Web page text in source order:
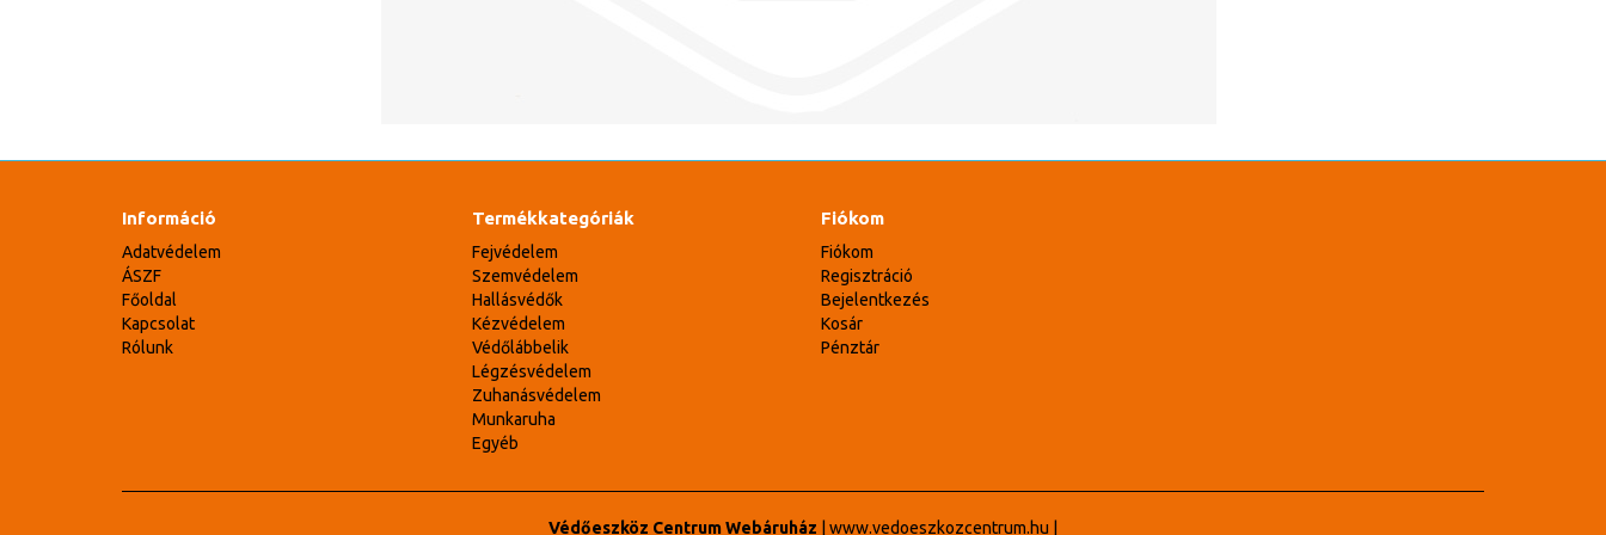
Információ
Adatvédelem
ÁSZF
Főoldal
Kapcsolat
Rólunk
Termékkategóriák
Fejvédelem
Szemvédelem
Hallásvédők
Kézvédelem
Védőlábbelik
Légzésvédelem
Zuhanásvédelem
Munkaruha
Egyéb
Fiókom
Fiókom
Regisztráció
Bejelentkezés
Kosár
Pénztár
Védőeszköz Centrum Webáruház www.vedoeszkozcentrum.hu